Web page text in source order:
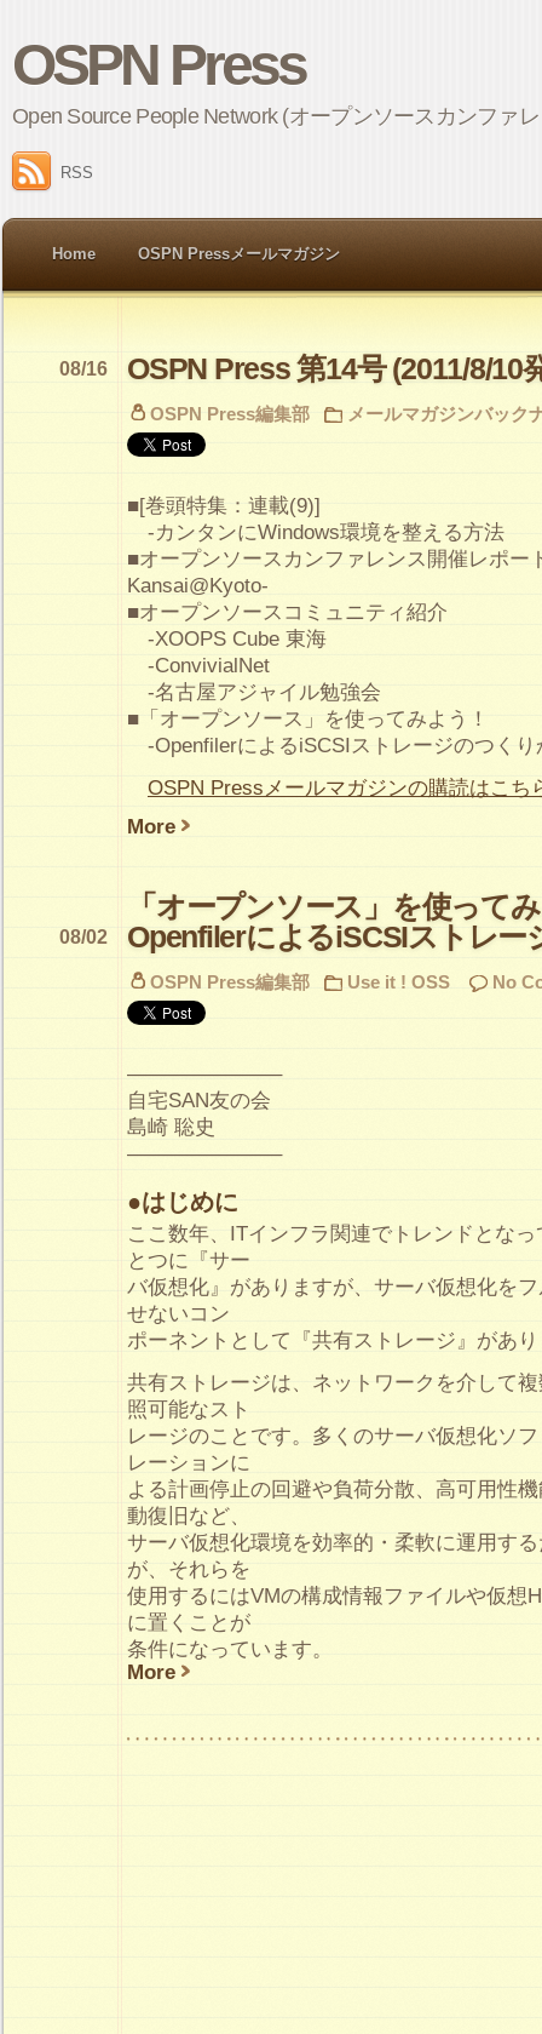
OSPN Press
Open Source People Network (オープンソースカンファ
RSS
Home OSPN Pressメールマガジン
OSPN Press 第14号 (2011/8/10
08/16
OSPN Press編集部 メールマガジンバック
■[巻頭特集：連載(9)]
-カンタンにWindows環境を整える方法
■オープンソースカンファレンス開催レポー
Kansai@Kyoto-
■オープンソースコミュニティ紹介
-XOOPS Cube 東海
-ConvivialNet
-名古屋アジャイル勉強会
■「オープンソース」を使ってみよう！
-OpenfilerによるiSCSIストレージのつくり
OSPN Pressメールマガジンの購読はこち
More
「オープンソース」を使って
OpenfilerによるiSCSIストレー
08/02
OSPN Press編集部 Use it ! OSS No
———————–
自宅SAN友の会
島崎 聡史
———————–
●はじめに
ここ数年、ITインフラ関連でトレンドとな
とつに『サー
バ仮想化』がありますが、サーバ仮想化を
せないコン
ポーネントとして『共有ストレージ』があ
共有ストレージは、ネットワークを介して
照可能なスト
レージのことです。多くのサーバ仮想化ソ
レーションに
よる計画停止の回避や負荷分散、高可用性
動復旧など、
サーバ仮想化環境を効率的・柔軟に運用す
が、それらを
使用するにはVMの構成情報ファイルや仮想
に置くことが
条件になっています。
More